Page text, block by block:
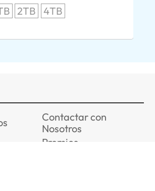
2TB 4TB
Contactar con
Nosotros
Premios